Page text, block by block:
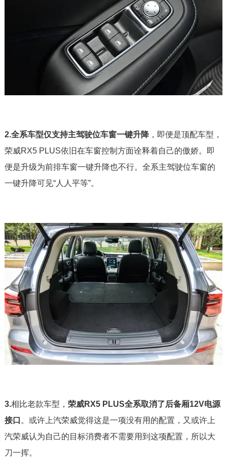
2.全系车型仅支持主驾驶位车窗一键升降，即便是顶配车型，
荣威RX5 PLUS依旧在车窗控制方面诠释着自己的傲娇。即
便是升级为前排车窗一键升降也不行。全系主驾驶位车窗的
一键升降可见“人人平等”。
3.相比老款车型， 荣威RX5 PLUS全系取消了后备厢12V电源
接口 。或许上汽荣威觉得这是一项没有用的配置，又或许上
汽荣威认为自己的目标消费者不需要用到这项配置，所以大
刀一挥。